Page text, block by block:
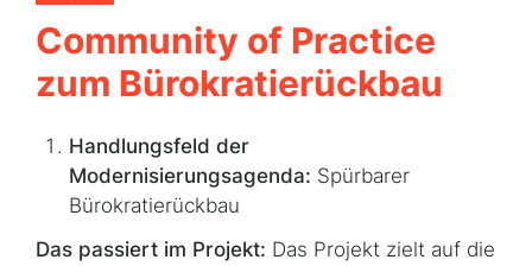
Community of Practice
zum Bürokratierückbau
Handlungsfeld der
Modernisierungsagenda: Spürbarer
Bürokratierückbau
Das passiert im Projekt: Das Projekt zielt auf die